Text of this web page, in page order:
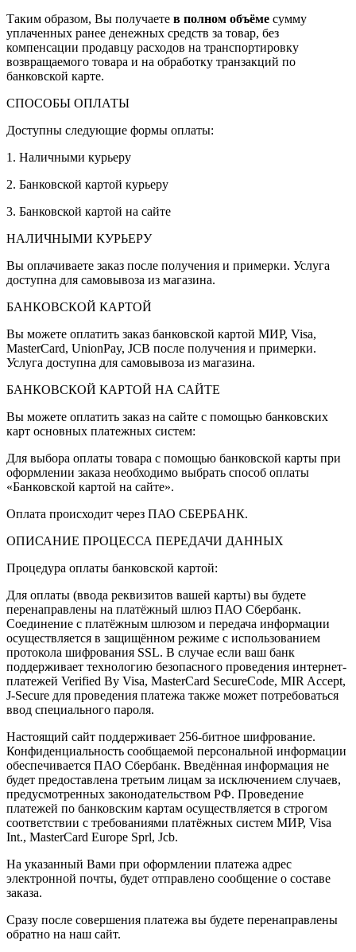
Таким образом, Вы получаете в полном объёме сумму
уплаченных ранее денежных средств за товар, без
компенсации продавцу расходов на транспортировку
возвращаемого товара и на обработку транзакций по
банковской карте.
СПОСОБЫ ОПЛАТЫ
Доступны следующие формы оплаты:
1. Наличными курьеру
2. Банковской картой курьеру
3. Банковской картой на сайте
НАЛИЧНЫМИ КУРЬЕРУ
Вы оплачиваете заказ после получения и примерки. Услуга
доступна для самовывоза из магазина.
БАНКОВСКОЙ КАРТОЙ
Вы можете оплатить заказ банковской картой МИР, Visa,
MasterCard, UnionPay, JCB после получения и примерки.
Услуга доступна для самовывоза из магазина.
БАНКОВСКОЙ КАРТОЙ НА САЙТЕ
Вы можете оплатить заказ на сайте с помощью банковских
карт основных платежных систем:
Для выбора оплаты товара с помощью банковской карты при
оформлении заказа необходимо выбрать способ оплаты
«Банковской картой на сайте».
Оплата происходит через ПАО СБЕРБАНК.
ОПИСАНИЕ ПРОЦЕССА ПЕРЕДАЧИ ДАННЫХ
Процедура оплаты банковской картой:
Для оплаты (ввода реквизитов вашей карты) вы будете
перенаправлены на платёжный шлюз ПАО Сбербанк.
Соединение с платёжным шлюзом и передача информации
осуществляется в защищённом режиме с использованием
протокола шифрования SSL. В случае если ваш банк
поддерживает технологию безопасного проведения интернет-
платежей Verified By Visa, MasterCard SecureCode, MIR Accept,
J-Secure для проведения платежа также может потребоваться
ввод специального пароля.
Настоящий сайт поддерживает 256-битное шифрование.
Конфиденциальность сообщаемой персональной информации
обеспечивается ПАО Сбербанк. Введённая информация не
будет предоставлена третьим лицам за исключением случаев,
предусмотренных законодательством РФ. Проведение
платежей по банковским картам осуществляется в строгом
соответствии с требованиями платёжных систем МИР, Visa
Int., MasterCard Europe Sprl, Jcb.
На указанный Вами при оформлении платежа адрес
электронной почты, будет отправлено сообщение о составе
заказа.
Сразу после совершения платежа вы будете перенаправлены
обратно на наш сайт.